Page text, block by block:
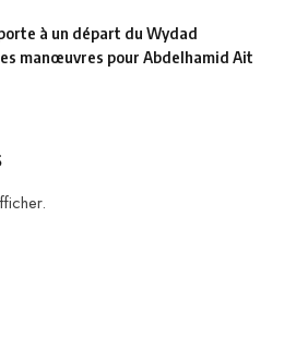
à un départ du Wydad
manœuvres pour Abdelhamid Ait